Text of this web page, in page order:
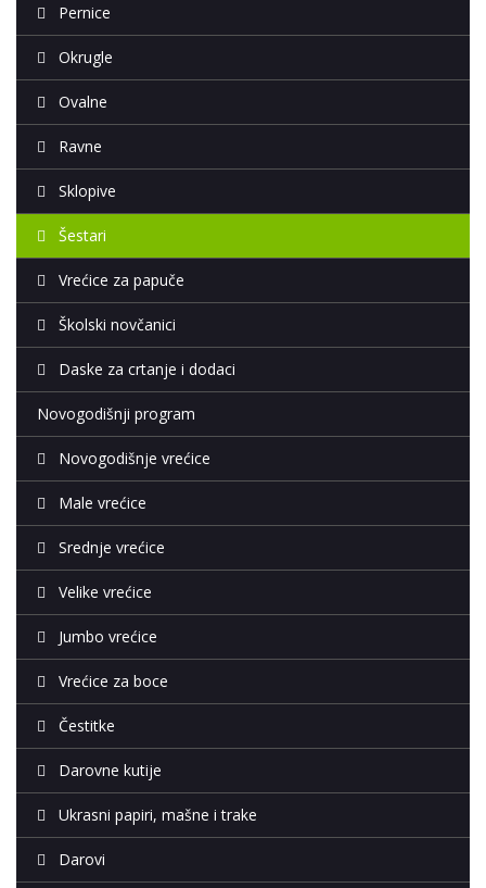
Pernice
Okrugle
Ovalne
Ravne
Sklopive
Šestari
Vrećice za papuče
Školski novčanici
Daske za crtanje i dodaci
Novogodišnji program
Novogodišnje vrećice
Male vrećice
Srednje vrećice
Velike vrećice
Jumbo vrećice
Vrećice za boce
Čestitke
Darovne kutije
Ukrasni papiri, mašne i trake
Darovi